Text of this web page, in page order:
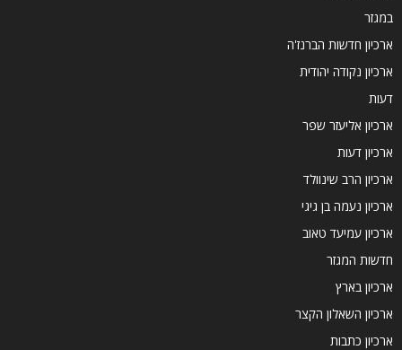
במגזר
ארכיון חדשות הברנז'ה
ארכיון נקודה יהודית
דעות
ארכיון אליעזר שפר
ארכיון דעות
ארכיון הרב שינוולד
ארכיון נעמה בן גיגי
ארכיון עמיעד טאוב
חדשות המגזר
ארכיון בארץ
ארכיון השאלון הקצר
ארכיון כתבות